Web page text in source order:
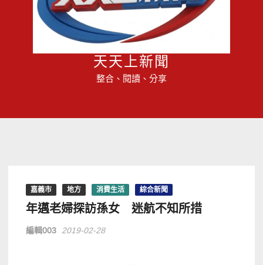
天天上新聞
整合、閱讀、分享
嘉義市 地方 消費生活 綜合新聞
年邁老婦探訪孫女 迷航不知所措
編輯003 2019-02-28